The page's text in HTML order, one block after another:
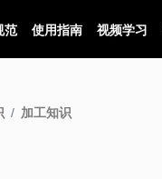
范 使用指南 视频学习
加工知识